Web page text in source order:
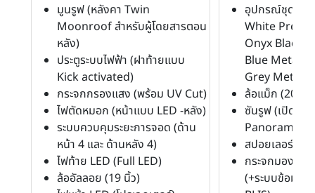
มูนรูฟ (หลังคา Twin
Moonroof สำหรับผู้โดยสารตอน
หลัง)
ประตูระบบไฟฟ้า (ฝาท้ายแบบ
Kick activated)
กระจกกรองแสง (พร้อม UV Cut)
ไฟตัดหมอก (หน้าแบบ LED -หลัง)
ระบบควบคุมระยะการจอด (ด้าน
หน้า 4 และ ด้านหลัง 4)
ไฟท้าย LED (Full LED)
ล้ออัลลอย (19 นิ้ว)
อุปกรณ์ชุดแต่
White
Onyx Black
Blue
Grey
ล้อแม็ก (20")
ซันรูฟ (เปิดได้)
Panoramic
สปอยเลอร์หลั
กระจกมองข้า
(+ระบบข้อมูล